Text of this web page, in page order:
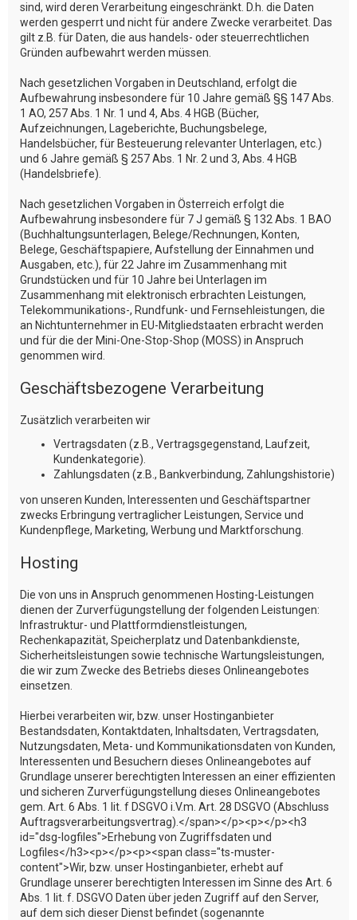
sind, wird deren Verarbeitung eingeschränkt. D.h. die Daten
werden gesperrt und nicht für andere Zwecke verarbeitet. Das
gilt z.B. für Daten, die aus handels- oder steuerrechtlichen
Gründen aufbewahrt werden müssen.
Nach gesetzlichen Vorgaben in Deutschland, erfolgt die
Aufbewahrung insbesondere für 10 Jahre gemäß §§ 147 Abs.
1 AO, 257 Abs. 1 Nr. 1 und 4, Abs. 4 HGB (Bücher,
Aufzeichnungen, Lageberichte, Buchungsbelege,
Handelsbücher, für Besteuerung relevanter Unterlagen, etc.)
und 6 Jahre gemäß § 257 Abs. 1 Nr. 2 und 3, Abs. 4 HGB
(Handelsbriefe).
Nach gesetzlichen Vorgaben in Österreich erfolgt die
Aufbewahrung insbesondere für 7 J gemäß § 132 Abs. 1 BAO
(Buchhaltungsunterlagen, Belege/Rechnungen, Konten,
Belege, Geschäftspapiere, Aufstellung der Einnahmen und
Ausgaben, etc.), für 22 Jahre im Zusammenhang mit
Grundstücken und für 10 Jahre bei Unterlagen im
Zusammenhang mit elektronisch erbrachten Leistungen,
Telekommunikations-, Rundfunk- und Fernsehleistungen, die
an Nichtunternehmer in EU-Mitgliedstaaten erbracht werden
und für die der Mini-One-Stop-Shop (MOSS) in Anspruch
genommen wird.
Geschäftsbezogene Verarbeitung
Zusätzlich verarbeiten wir
Vertragsdaten (z.B., Vertragsgegenstand, Laufzeit,
Kundenkategorie).
Zahlungsdaten (z.B., Bankverbindung, Zahlungshistorie)
von unseren Kunden, Interessenten und Geschäftspartner
zwecks Erbringung vertraglicher Leistungen, Service und
Kundenpflege, Marketing, Werbung und Marktforschung.
Hosting
Die von uns in Anspruch genommenen Hosting-Leistungen
dienen der Zurverfügungstellung der folgenden Leistungen:
Infrastruktur- und Plattformdienstleistungen,
Rechenkapazität, Speicherplatz und Datenbankdienste,
Sicherheitsleistungen sowie technische Wartungsleistungen,
die wir zum Zwecke des Betriebs dieses Onlineangebotes
einsetzen.
Hierbei verarbeiten wir, bzw. unser Hostinganbieter
Bestandsdaten, Kontaktdaten, Inhaltsdaten, Vertragsdaten,
Nutzungsdaten, Meta- und Kommunikationsdaten von Kunden,
Interessenten und Besuchern dieses Onlineangebotes auf
Grundlage unserer berechtigten Interessen an einer effizienten
und sicheren Zurverfügungstellung dieses Onlineangebotes
gem. Art. 6 Abs. 1 lit. f DSGVO i.V.m. Art. 28 DSGVO (Abschluss
Auftragsverarbeitungsvertrag).</span></p><p></p><h3
id="dsg-logfiles">Erhebung von Zugriffsdaten und
Logfiles</h3><p></p><p><span class="ts-muster-
content">Wir, bzw. unser Hostinganbieter, erhebt auf
Grundlage unserer berechtigten Interessen im Sinne des Art. 6
Abs. 1 lit. f. DSGVO Daten über jeden Zugriff auf den Server,
auf dem sich dieser Dienst befindet (sogenannte